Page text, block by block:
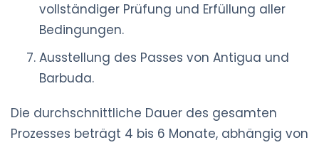
vollständiger Prüfung und Erfüllung aller
Bedingungen.
Ausstellung des Passes von Antigua und
Barbuda.
Die durchschnittliche Dauer des gesamten
Prozesses beträgt 4 bis 6 Monate, abhängig von